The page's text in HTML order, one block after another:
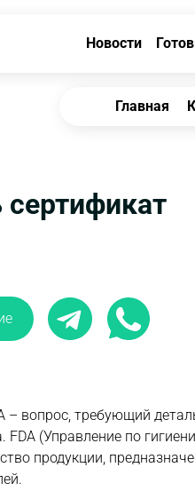
Новости
Главная
сертификат
– вопрос, требующий
FDA (Управление по
продукции,